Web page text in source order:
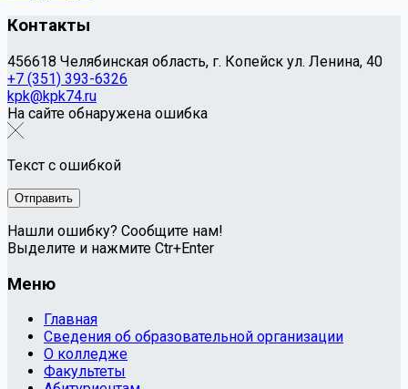
Контакты
456618 Челябинская область, г. Копейск ул. Ленина, 40
+7 (351) 393-6326
kpk@kpk74.ru
На сайте обнаружена ошибка
Текст с ошибкой
Нашли ошибку? Сообщите нам!
Выделите и нажмите Ctr+Enter
Меню
Главная
Сведения об образовательной организации
О колледже
Факультеты